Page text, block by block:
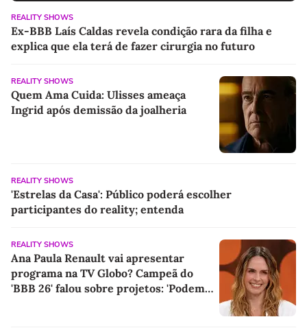
REALITY SHOWS
Ex-BBB Laís Caldas revela condição rara da filha e
explica que ela terá de fazer cirurgia no futuro
REALITY SHOWS
Quem Ama Cuida: Ulisses ameaça
Ingrid após demissão da joalheria
REALITY SHOWS
'Estrelas da Casa': Público poderá escolher
participantes do reality; entenda
REALITY SHOWS
Ana Paula Renault vai apresentar
programa na TV Globo? Campeã do
'BBB 26' falou sobre projetos: 'Podem